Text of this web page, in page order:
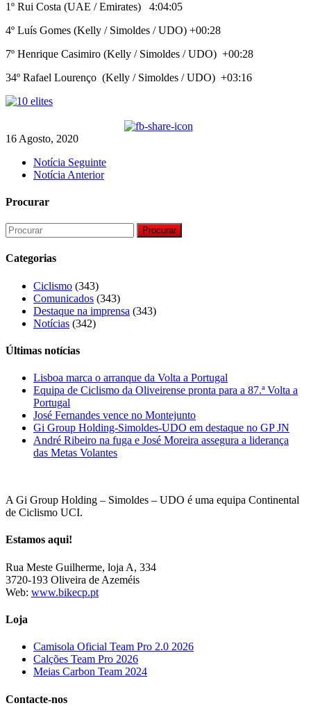
1º Rui Costa (UAE / Emirates) 4:04:05
4º Luís Gomes (Kelly / Simoldes / UDO) +00:28
7º Henrique Casimiro (Kelly / Simoldes / UDO) +00:28
34º Rafael Lourenço (Kelly / Simoldes / UDO) +03:16
16 Agosto, 2020
Notícia Seguinte
Notícia Anterior
Procurar
Procurar
Categorias
Ciclismo (343)
Comunicados (343)
Destaque na imprensa (343)
Notícias (342)
Últimas notícias
Lisboa marca o arranque da Volta a Portugal
Equipa de Ciclismo da Oliveirense pronta para a 87.ª Volta a
Portugal
José Fernandes vence no Montejunto
Gi Group Holding-Simoldes-UDO em destaque no GP JN
André Ribeiro na fuga e José Moreira assegura a liderança
das Metas Volantes
A Gi Group Holding – Simoldes – UDO é uma equipa Continental
de Ciclismo UCI.
Estamos aqui!
Rua Meste Guilherme, loja A, 334
3720-193 Oliveira de Azeméis
Web: www.bikecp.pt
Loja
Camisola Oficial Team Pro 2.0 2026
Calções Team Pro 2026
Meias Carbon Team 2024
Contacte-nos